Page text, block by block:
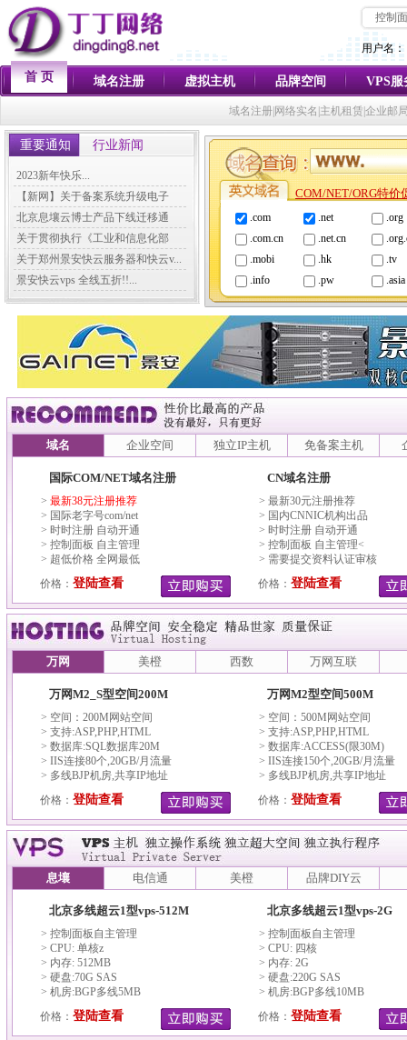
控制
用户名：
首 页 域名注册 虚拟主机 品牌空间 VPS服
域名注册|网络实名|主机租赁|企业邮
重要通知 行业新闻
2023新年快乐...
【新网】关于备案系统升级电子
化...
北京息壤云博士产品下线迁移通
知...
关于贯彻执行《工业和信息化部
关...
关于郑州景安快云服务器和快云v...
景安快云vps 全线五折!!...
COM/NET/ORG特
.com .net
.org
.com.cn
.net.cn
.mobi
.hk
.tv
.info
.pw .asia
域名 企业空间 独立IP主机 免备案主机
国际COM/NET域名注册
> 最新38元注册推荐
> 国际老字号com/net
> 时时注册 自动开通
> 控制面板 自主管理
> 超低价格 全网最低
价格： 登陆查看
CN域名注册
> 最新30元注册推荐
> 国内CNNIC机构出品
> 时时注册 自动开通
> 控制面板 自主管理<
> 需要提交资料认证审核
价格： 登陆查看
万网 美橙 西数 万网互联
万网M2_S型空间200M
> 空间：200M网站空间
> 支持:ASP,PHP,HTML
> 数据库:SQL数据库20M
> IIS连接80个,20GB/月流量
> 多线BJP机房,共享IP地址
价格： 登陆查看
万网M2型空间500M
> 空间：500M网站空间
> 支持:ASP,PHP,HTML
> 数据库:ACCESS(限30M)
> IIS连接150个,20GB/月流量
> 多线BJP机房,共享IP地址
价格： 登陆查看
息壤 电信通 美橙 品牌DIY云
北京多线超云1型vps-512M
> 控制面板自主管理
> CPU: 单核z
> 内存: 512MB
> 硬盘:70G SAS
> 机房:BGP多线5MB
价格： 登陆查看
北京多线超云1型vps-2G
> 控制面板自主管理
> CPU: 四核
> 内存: 2G
> 硬盘:220G SAS
> 机房:BGP多线10MB
价格： 登陆查看